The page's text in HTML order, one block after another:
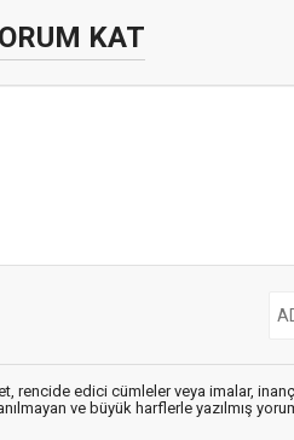
KAT
rencide edici cümleler veya imalar,
ve büyük harflerle yazılmış